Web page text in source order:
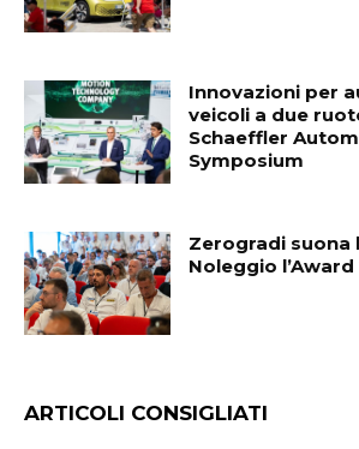
Innovazioni per
veicoli a due
Schaeffler
Symposium
Zerogradi suona
Noleggio
ARTICOLI CONSIGLIATI